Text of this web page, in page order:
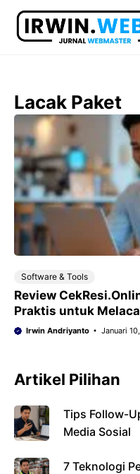
Langsung
Lacak Paket
Software & Tools
Review
Praktis untuk
Indonesia
Irwin Andriyanto Januari
Artikel Pilihan
Tips Follow-
Media Sosial
7 Teknologi